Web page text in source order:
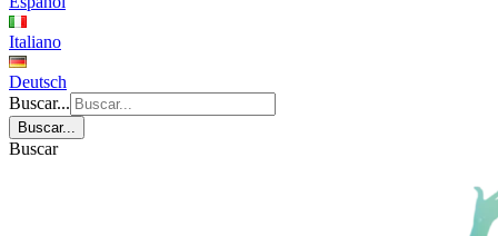
Italiano
Deutsch
Buscar...
Buscar...
Buscar